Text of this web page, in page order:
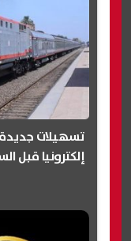
تسهيلات
إلكترونيا قبل السفر